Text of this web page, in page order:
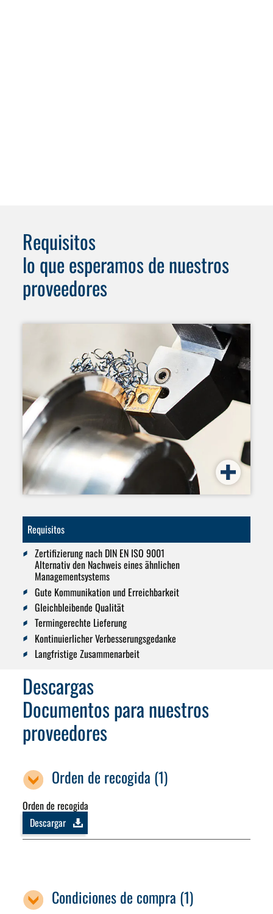
Requisitos
lo que esperamos de nuestros
proveedores
Requisitos
Zertifizierung nach DIN EN ISO 9001
Alternativ den Nachweis eines ähnlichen
Managementsystems
Gute Kommunikation und Erreichbarkeit
Gleichbleibende Qualität
Termingerechte Lieferung
Kontinuierlicher Verbesserungsgedanke
Langfristige Zusammenarbeit
Descargas
Documentos para nuestros
proveedores
Orden de recogida (1)
Orden de recogida
Descargar
Condiciones de compra (1)